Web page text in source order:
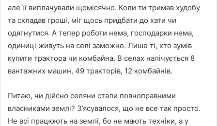
але її виплачували щомісячно. Коли ти тримав худобу
та складав гроші, міг щось придбати до хати чи
одягнутися. А тепер роботи нема, господарки нема,
одиниці живуть на селі заможно. Лише ті, хто зумів
купити трактора чи комбайна. В селах налічується 8
вантажних машин, 49 тракторів, 12 комбайнів.
Питаю, чи дійсно селяни стали повноправними
власниками землі? З’ясувалося, що не все так просто.
Не всі працюють на землі, бо не мають техніки, а у